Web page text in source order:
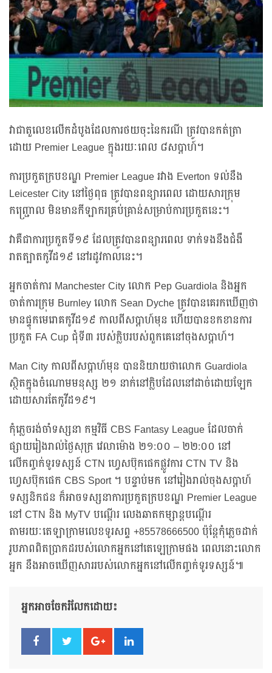
វាជាតួលេខលើកដំបូងដែលការថយចុះនៃករណី ត្រូវបានកត់ត្រា
ដោយ Premier League ក្នុងរយៈពេល ៨សប្តាហ៍។
ការប្រកួតក្របខណ្ឌ Premier League រវាង Everton ទល់នឹង
Leicester City នៅថ្ងៃពុធ ត្រូវបានពន្យារពេល ដោយសារក្រុម
កញ្ជ្រោល មិនមានកីឡាករគ្រប់គ្រាន់សម្រាប់ការប្រកួតនេះ។
វាគឺជាការប្រកួតទី១៩ ដែលត្រូវបានពន្យារពេល ទាក់ទងនឹងជំងឺ
រាតត្បាតកូវីដ១៩ នៅរដូវកាលនេះ។
អ្នកចាត់ការ Manchester City លោក Pep Guardiola និងអ្នក
ចាត់ការក្រុម Burnley លោក Sean Dyche ត្រូវបានគេរកឃើញថា
មានផ្ទុកមេរោគកូវីដ១៩ កាលពីសប្តាហ៍មុន ហើយបានខកខានការ
ប្រកួត FA Cup ជុំទី៣ របស់ក្លិបរបស់ពួកគេនៅចុងសប្តាហ៍។
Man City កាលពីសប្តាហ៍មុន បាននិយាយថាលោក Guardiola
ស្ថិតក្នុងចំណោមមនុស្ស ២១ នាក់នៅក្លិបដែលនៅដាច់ដោយឡែក
ដោយសារតែកូវីដ១៩។
កុំភ្លេចរង់ចាំទស្សនា កម្មវិធី CBS Fantasy League ដែលចាក់
ផ្សាយរៀងរាល់ថ្ងៃសុក្រ វេលាម៉ោង ២១:០០ – ២២:០០ នៅ
លើកញ្ចក់ទូរទស្សន៍ CTN ហ្វេសប៊ុកផេកផ្លូវការ CTN TV និង
ហ្វេសប៊ុកផេក CBS Sport ។ បន្ទាប់មក នៅរៀងរាល់ចុងសប្ដាហ៍
ទស្សនិកជន ក៏អាចទស្សនាការប្រកួតក្របខណ្ឌ Premier League
នៅ CTN និង MyTV បណ្ដើរ លេងឆាតកម្សាន្តបណ្តើរ
តាមរយៈតេឡាក្រាមលេខទូរសព្ទ +85578666500 ប៉ុន្តែកុំភ្លេចដាក់
រូបភាពពិតប្រាកដរបស់លោកអ្នកនៅតេឡេក្រាមផង ពេលនោះលោក
អ្នក នឹងអាចឃើញសាររបស់លោកអ្នកនៅលើកញ្ចក់ទូរទស្សន៍៕
អ្នកអាចចែករំលែកដោយ៖